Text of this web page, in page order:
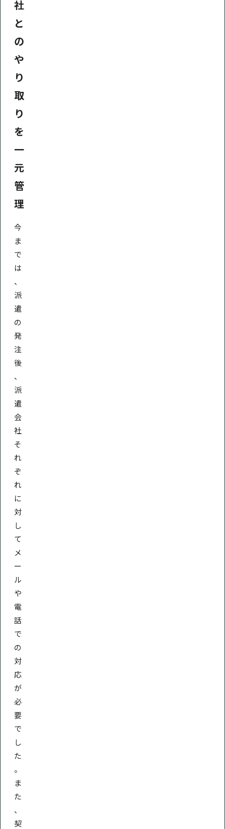
社
と
の
や
り
取
り
を
一
元
管
理
今
ま
で
は
、
派
遣
の
発
注
後
、
派
遣
会
社
そ
れ
ぞ
れ
に
対
し
て
メ
ー
ル
や
電
話
で
の
対
応
が
必
要
で
し
た
。
ま
た
、
契